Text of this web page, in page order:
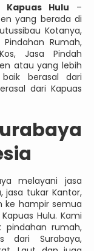
Kapuas Hulu –
yang berada di
Kotanya,
Rumah,
Jasa Pindah
atau yang lebih
berasal dari
dari Kapuas
melayani jasa
jasa tukar Kantor,
ke hampir semua
Hulu. Kami
rumah,
dari Surabaya,